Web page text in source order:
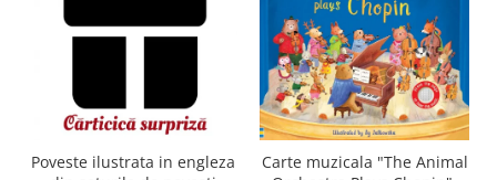
Poveste ilustrata in engleza
Carte muzicala "The Animal